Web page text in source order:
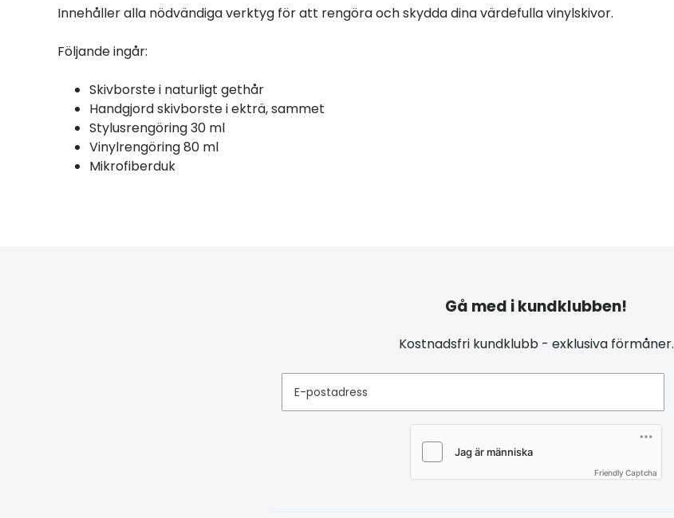
Innehåller alla nödvändiga verktyg för att rengöra och skydda dina värdefulla vinylskivor.
Följande ingår:
Skivborste i naturligt gethår
Handgjord skivborste i ekträ, sammet
Stylusrengöring 30 ml
Vinylrengöring 80 ml
Mikrofiberduk
Gå med i kundklubben!
Kostnadsfri kundklubb - exklusiva förmåner.
E-postadress
Friendly Captcha